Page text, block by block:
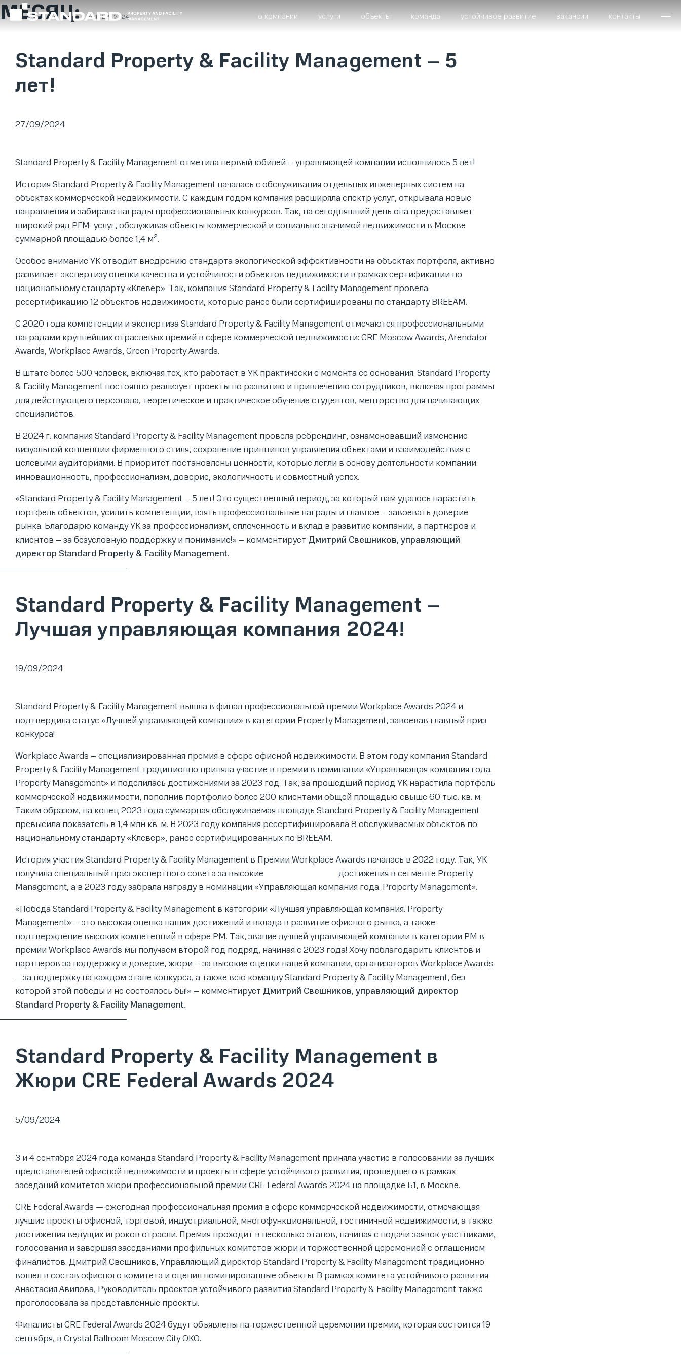
о компании услуги объекты команда устойчивое развитие вакансии контакты
МЕСЯЦ:СЕНТЯБРЬ 2024
Standard Property & Facility Management – 5
лет!
27/09/2024
Standard Property & Facility Management отметила первый юбилей – управляющей компании исполнилось 5 лет!
История Standard Property & Facility Management началась с обслуживания отдельных инженерных систем на
объектах коммерческой недвижимости. С каждым годом компания расширяла спектр услуг, открывала новые
направления и забирала награды профессиональных конкурсов. Так, на сегодняшний день она предоставляет
широкий ряд PFM-услуг, обслуживая объекты коммерческой и социально значимой недвижимости в Москве
суммарной площадью более 1,4 м².
Особое внимание УК отводит внедрению стандарта экологической эффективности на объектах портфеля, активно
развивает экспертизу оценки качества и устойчивости объектов недвижимости в рамках сертификации по
национальному стандарту «Клевер». Так, компания Standard Property & Facility Management провела
ресертификацию 12 объектов недвижимости, которые ранее были сертифицированы по стандарту BREEAM.
С 2020 года компетенции и экспертиза Standard Property & Facility Management отмечаются профессиональными
наградами крупнейших отраслевых премий в сфере коммерческой недвижимости: CRE Moscow Awards, Arendator
Awards, Workplace Awards, Green Property Awards.
В штате более 500 человек, включая тех, кто работает в УК практически с момента ее основания. Standard Property
& Facility Management постоянно реализует проекты по развитию и привлечению сотрудников, включая программы
для действующего персонала, теоретическое и практическое обучение студентов, менторство для начинающих
специалистов.
В 2024 г. компания Standard Property & Facility Management провела ребрендинг, ознаменовавший изменение
визуальной концепции фирменного стиля, сохранение принципов управления объектами и взаимодействия с
целевыми аудиториями. В приоритет постановлены ценности, которые легли в основу деятельности компании:
инновационность, профессионализм, доверие, экологичность и совместный успех.
«Standard Property & Facility Management – 5 лет! Это существенный период, за который нам удалось нарастить
портфель объектов, усилить компетенции, взять профессиональные награды и главное – завоевать доверие
рынка. Благодарю команду УК за профессионализм, сплоченность и вклад в развитие компании, а партнеров и
клиентов – за безусловную поддержку и понимание!» – комментирует Дмитрий Свешников, управляющий
директор Standard Property & Facility Management.
Standard Property & Facility Management –
Лучшая управляющая компания 2024!
19/09/2024
Standard Property & Facility Management вышла в финал профессиональной премии Workplace Awards 2024 и
подтвердила статус «Лучшей управляющей компании» в категории Property Management, завоевав главный приз
конкурса!
Workplace Awards – специализированная премия в сфере офисной недвижимости. В этом году компания Standard
Property & Facility Management традиционно приняла участие в премии в номинации «Управляющая компания года.
Property Management» и поделилась достижениями за 2023 год. Так, за прошедший период УК нарастила портфель
коммерческой недвижимости, пополнив портфолио более 200 клиентами общей площадью свыше 60 тыс. кв. м.
Таким образом, на конец 2023 года суммарная обслуживаемая площадь Standard Property & Facility Management
превысила показатель в 1,4 млн кв. м. В 2023 году компания ресертифицировала 8 обслуживаемых объектов по
национальному стандарту «Клевер», ранее сертифицированных по BREEAM.
История участия Standard Property & Facility Management в Премии Workplace Awards началась в 2022 году. Так, УК
получила специальный приз экспертного совета за высокие достижения в сегменте Property
Management, а в 2023 году забрала награду в номинации «Управляющая компания года. Property Management».
«Победа Standard Property & Facility Management в категории «Лучшая управляющая компания. Property
Management» – это высокая оценка наших достижений и вклада в развитие офисного рынка, а также
подтверждение высоких компетенций в сфере PM. Так, звание лучшей управляющей компании в категории PM в
премии Workplace Awards мы получаем второй год подряд, начиная с 2023 года! Хочу поблагодарить клиентов и
партнеров за поддержку и доверие, жюри – за высокие оценки нашей компании, организаторов Workplace Awards
– за поддержку на каждом этапе конкурса, а также всю команду Standard Property & Facility Management, без
которой этой победы и не состоялось бы!» – комментирует Дмитрий Свешников, управляющий директор
Standard Property & Facility Management.
Standard Property & Facility Management в
Жюри CRE Federal Awards 2024
5/09/2024
3 и 4 сентября 2024 года команда Standard Property & Facility Management приняла участие в голосовании за лучших
представителей офисной недвижимости и проекты в сфере устойчивого развития, прошедшего в рамках
заседаний комитетов жюри профессиональной премии CRE Federal Awards 2024 на площадке Б1, в Москве.
CRE Federal Awards — ежегодная профессиональная премия в сфере коммерческой недвижимости, отмечающая
лучшие проекты офисной, торговой, индустриальной, многофункциональной, гостиничной недвижимости, а также
достижения ведущих игроков отрасли. Премия проходит в несколько этапов, начиная с подачи заявок участниками,
голосования и завершая заседаниями профильных комитетов жюри и торжественной церемонией с оглашением
финалистов. Дмитрий Свешников, Управляющий директор Standard Property & Facility Management традиционно
вошел в состав офисного комитета и оценил номинированные объекты. В рамках комитета устойчивого развития
Анастасия Авилова, Руководитель проектов устойчивого развития Standard Property & Facility Management также
проголосовала за представленные проекты.
Финалисты CRE Federal Awards 2024 будут объявлены на торжественной церемонии премии, которая состоится 19
сентября, в Crystal Ballroom Moscow City OKO.